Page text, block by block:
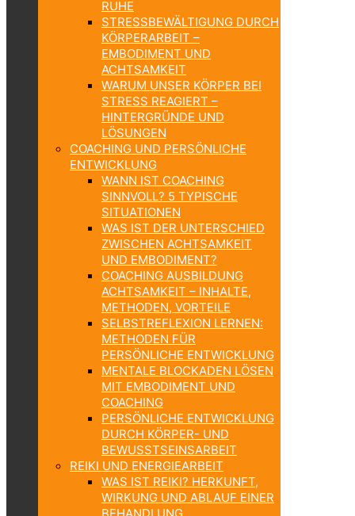
RUHE
STRESSBEWÄLTIGUNG DURCH
KÖRPERARBEIT –
EMBODIMENT UND
ACHTSAMKEIT
WARUM UNSER KÖRPER BEI
STRESS REAGIERT –
HINTERGRÜNDE UND
LÖSUNGEN
COACHING UND PERSÖNLICHE
ENTWICKLUNG
WANN IST COACHING
SINNVOLL? 5 TYPISCHE
SITUATIONEN
WAS IST DER UNTERSCHIED
ZWISCHEN ACHTSAMKEIT
UND EMBODIMENT?
COACHING AUSBILDUNG
ACHTSAMKEIT – INHALTE,
METHODEN, VORTEILE
SELBSTREFLEXION LERNEN:
METHODEN FÜR
PERSÖNLICHE ENTWICKLUNG
MENTALE BLOCKADEN LÖSEN
MIT EMBODIMENT UND
COACHING
PERSÖNLICHE ENTWICKLUNG
DURCH KÖRPER- UND
BEWUSSTSEINSARBEIT
REIKI UND ENERGIEARBEIT
WAS IST REIKI? HERKUNFT,
WIRKUNG UND ABLAUF EINER